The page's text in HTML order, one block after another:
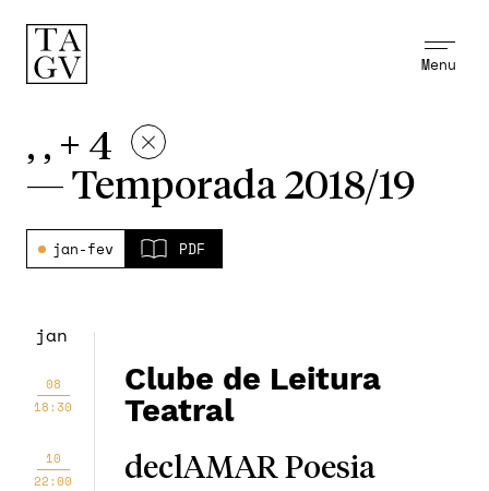
Menu
, , + 4
— Temporada 2018/19
jan-fev PDF
jan
08
18:30
Clube de Leitura
Teatral
10
22:00
declAMAR Poesia